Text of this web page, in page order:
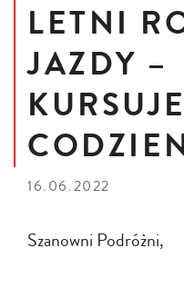
LETNI
JAZDY –
16.06.2022
Szanowni Podróżni,